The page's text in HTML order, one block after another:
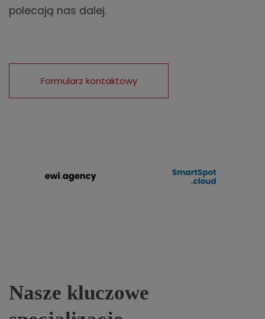
polecają nas dalej.
Formularz kontaktowy
Nasze kluczowe